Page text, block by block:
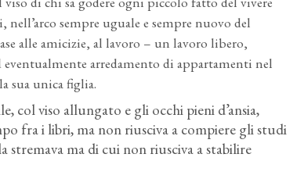
sempre uguale e sempre nuovo del
alle amicizie, al lavoro – un lavoro libero,
arredamento di appartamenti nel
sua unica figlia.
col viso allungato e gli occhi pieni d’ansia,
fra i libri, ma non riusciva a compiere gli studi
stremava ma di cui non riusciva a stabilire